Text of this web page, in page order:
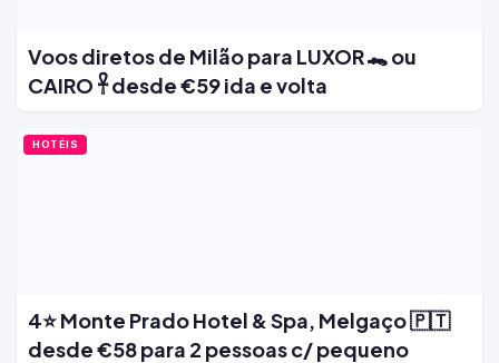
Voos diretos de Milão para LUXOR 🐊 ou
CAIRO 𓋹 desde €59 ida e volta
HOTÉIS
4⭐ Monte Prado Hotel & Spa, Melgaço 🇵🇹
desde €58 para 2 pessoas c/ pequeno